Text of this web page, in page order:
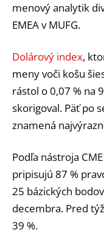
menový analytik
EMEA v MUFG.
Dolárový index,
meny voči košu
rástol o 0,07 % na
skorigoval. Päť po
znamená
Podľa nástroja
pripisujú 87 %
25 bázických
decembra. Pred
39 %.